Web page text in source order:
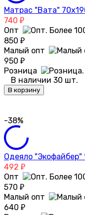
Матрас "Вата"
740 ₽
Опт
850 ₽
Малый опт
950 ₽
Розница
В наличии 30 шт.
В корзину
-38%
Одеяло "Экофайбер"
492 ₽
Опт
570 ₽
Малый опт
640 ₽